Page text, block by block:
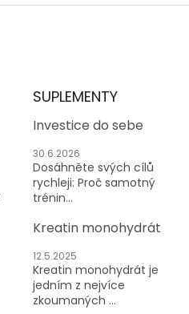
SUPLEMENTY
Investice do sebe
30.6.2026
Dosáhněte svých cílů
rychleji: Proč samotný
trénin...
Kreatin monohydrát
12.5.2025
Kreatin monohydrát je
jedním z nejvíce
zkoumaných ...